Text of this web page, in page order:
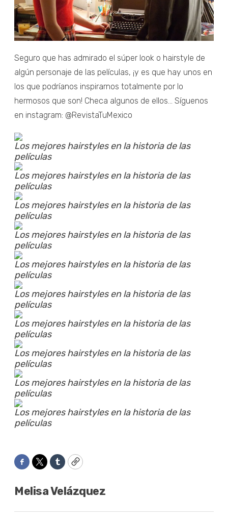
Seguro que has admirado el súper look o hairstyle de
algún personaje de las películas, ¡y es que hay unos en
los que podríanos inspirarnos totalmente por lo
hermosos que son! Checa algunos de ellos... Síguenos
en instagram: @RevistaTuMexico
Los mejores hairstyles en la historia de las
películas
Los mejores hairstyles en la historia de las
películas
Los mejores hairstyles en la historia de las
películas
Los mejores hairstyles en la historia de las
películas
Los mejores hairstyles en la historia de las
películas
Los mejores hairstyles en la historia de las
películas
Los mejores hairstyles en la historia de las
películas
Los mejores hairstyles en la historia de las
películas
Los mejores hairstyles en la historia de las
películas
Los mejores hairstyles en la historia de las
películas
Facebook
TwitterTumblrCopy
Melisa Velázquez